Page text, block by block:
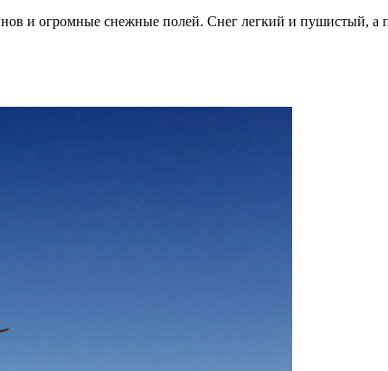
и огромные снежные полей. Снег легкий и пушистый, а